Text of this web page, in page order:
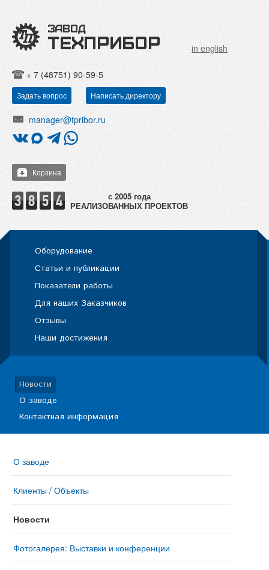
in english
+ 7 (48751) 90-59-5
Задать вопрос Написать директору
manager@tpribor.ru
Корзина
РЕАЛИЗОВАННЫХ ПРОЕКТОВ
Оборудование
Статьи и публикации
Показатели работы
Для наших Заказчиков
Отзывы
Наши достижения
Новости
О заводе
Контактная информация
О заводе
Клиенты / Объекты
Новости
Фотогалерея: Выставки и конференции